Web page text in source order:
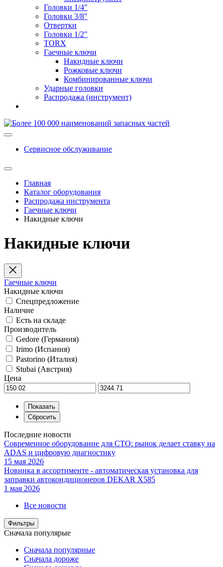
Головки 1/4"
Головки 3/8"
Отвертки
Головки 1/2"
TORX
Гаечные ключи
Накидные ключи
Рожковые ключи
Комбинированные ключи
Ударные головки
Распродажа (инструмент)
Сервисное обслуживание
Главная
Каталог оборудования
Распродажа инструмента
Гаечные ключи
Накидные ключи
Накидные ключи
Гаечные ключи
Накидные ключи
Спецпредложение
Наличие
Есть на складе
Производитель
Gedore (Германия)
Irimo (Испания)
Pastorino (Италия)
Stubai (Австрия)
Цена
Последние новости
Современное оборудование для СТО: рынок делает ставку на
ADAS и цифровую диагностику
15 мая 2026
Новинка в ассортименте - автоматическая установка для
заправки автокондиционеров DEKAR X585
1 мая 2026
Все новости
Фильтры
Сначала популярые
Сначала популярные
Сначала дороже